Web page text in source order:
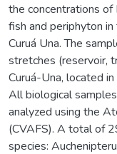
the concentrations of
fish and periphyton
Curuá Una. The
stretches (reservoir,
Curuá-Una, located
All biological
analyzed using the
(CVAFS). A total of
species: